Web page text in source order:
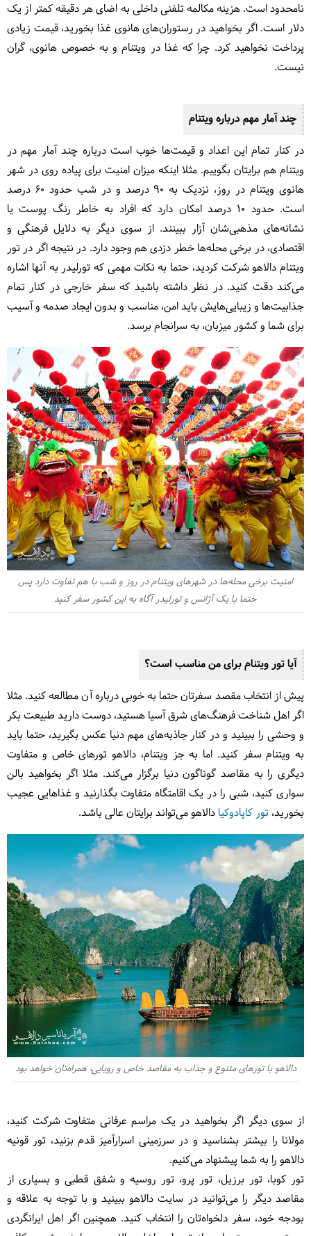
نامحدود است. هزینه مکالمه تلفنی داخلی به اضای هر دقیقه کمتر از یک
دلار است. اگر بخواهید در رستوران‌های هانوی غذا بخورید، قیمت زیادی
پرداخت نخواهید کرد. چرا که غذا در ویتنام و به خصوص هانوی، گران
نیست.
چند آمار مهم درباره ویتنام
در کنار تمام این اعداد و قیمت‌ها خوب است درباره چند آمار مهم در
ویتنام هم برایتان بگوییم. مثلا اینکه میزان امنیت برای پیاده روی در شهر
هانوی ویتنام در روز، نزدیک به 90 درصد و در شب حدود 60 درصد
است. حدود 10 درصد امکان دارد که افراد به خاطر رنگ پوست یا
نشانه‌های مذهبی‌شان آزار ببینند. از سوی دیگر به دلایل فرهنگی و
اقتصادی، در برخی محله‌ها خطر دزدی هم وجود دارد. در نتیجه اگر در تور
ویتنام دالاهو شرکت کردید، حتما به نکات مهمی که تورلیدر به آنها اشاره
می‌کند دقت کنید. در نظر داشته باشید که سفر خارجی در کنار تمام
جذابیت‌ها و زیبایی‌هایش باید امن، مناسب و بدون ایجاد صدمه و آسیب
برای شما و کشور میزبان، به سرانجام برسد.
امنیت برخی محله‌ها در شهرهای ویتنام در روز و شب با هم تفاوت دارد پس
حتما با یک آژانس و تورلیدر آگاه به این کشور سفر کنید
آیا تور ویتنام برای من مناسب است؟
پیش از انتخاب مقصد سفرتان حتما به خوبی درباره آن مطالعه کنید. مثلا
اگر اهل شناخت فرهنگ‌های شرق آسیا هستید، دوست دارید طبیعت بکر
و وحشی را ببینید و در کنار جاذبه‌های مهم دنیا عکس بگیرید، حتما باید
به ویتنام سفر کنید. اما به جز ویتنام، دالاهو تورهای خاص و متفاوت
دیگری را به مقاصد گوناگون دنیا برگزار می‌کند. مثلا اگر بخواهید بالن
سواری کنید، شبی را در یک اقامتگاه متفاوت بگذارنید و غذاهایی عجیب
بخورید، تور کاپادوکیا دالاهو می‌تواند برایتان عالی باشد.
دالاهو با تورهای متنوع و جذاب به مقاصد خاص و رویایی، همراه‌تان خواهد بود
از سوی دیگر اگر بخواهید در یک مراسم عرفانی متفاوت شرکت کنید،
مولانا را بیشتر بشناسید و در سرزمینی اسرارآمیز قدم بزنید، تور قونیه
دالاهو را به شما پیشنهاد می‌کنیم.
تور کوبا، تور برزیل، تور پرو، تور روسیه و شفق قطبی و بسیاری از
مقاصد دیگر را می‌توانید در سایت دالاهو ببینید و با توجه به علاقه و
بودجه خود، سفر دلخواه‌تان را انتخاب کنید. همچنین اگر اهل ایرانگردی